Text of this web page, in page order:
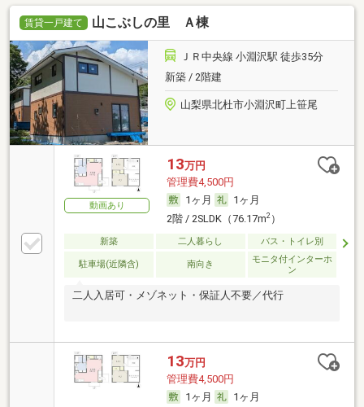
賃貸一戸建て 山こぶしの里 Ａ棟
ＪＲ中央線 小淵沢駅 徒歩35分
新築 / 2階建
山梨県北杜市小淵沢町上笹尾
動画あり
13万円
管理費4,500円
1ヶ月
1ヶ月
2階 / 2SLDK（76.17m2）
新築 二人暮らし バス・トイレ別
駐車場(近隣含) 南向き
モニタ付インターホ
ン
二人入居可・メゾネット・保証人不要／代行
13万円
管理費4,500円
1ヶ月
1ヶ月